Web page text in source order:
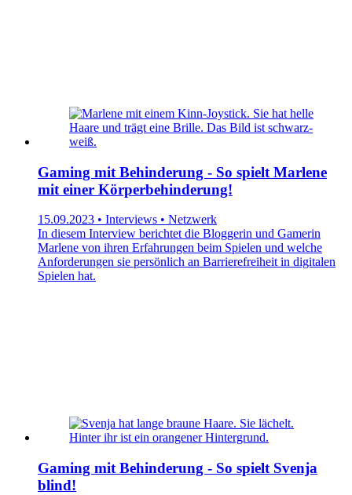
Gaming mit Behinderung - So spielt Marlene
mit einer Körperbehinderung!
15.09.2023 • Interviews • Netzwerk
In diesem Interview berichtet die Bloggerin und Gamerin
Marlene von ihren Erfahrungen beim Spielen und welche
Anforderungen sie persönlich an Barrierefreiheit in digitalen
Spielen hat.
Gaming mit Behinderung - So spielt Svenja
blind!